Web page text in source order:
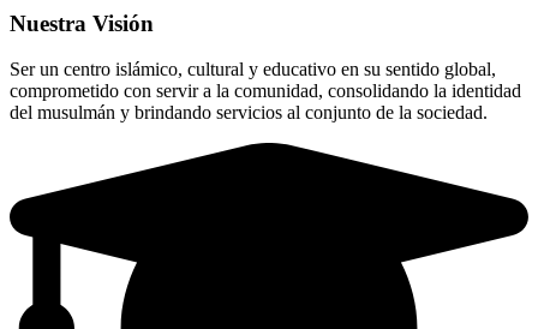
Nuestra Visión
Ser un centro islámico, cultural y educativo en su sentido global,
comprometido con servir a la comunidad, consolidando la identidad
del musulmán y brindando servicios al conjunto de la sociedad.